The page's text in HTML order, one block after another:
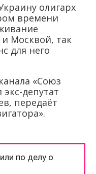
олигарх
времени
Москвой, так
для него
«Союз
депутат
передаёт